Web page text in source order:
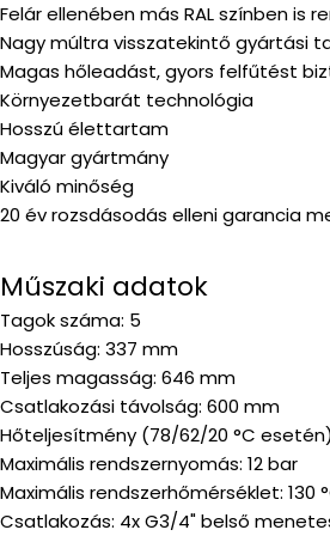
Felár ellenében más RAL színben is
Nagy múltra visszatekintő gyártási
Magas hőleadást, gyors felfűtést
Környezetbarát technológia
Hosszú élettartam
Magyar gyártmány
Kiváló minőség
20 év rozsdásodás elleni garancia
Műszaki adatok
Tagok száma: 5
Hosszúság: 337 mm
Teljes magasság: 646 mm
Csatlakozási távolság: 600 mm
Hőteljesítmény (78/62/20 °C
Maximális rendszernyomás: 12 bar
Maximális rendszerhőmérséklet: 130
Csatlakozás: 4x G3/4" belső